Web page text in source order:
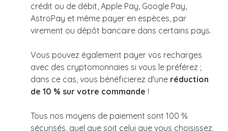
crédit ou de débit, Apple Pay, Google Pay,
AstroPay et même payer en espèces, par
virement ou dépôt bancaire dans certains pays.
Vous pouvez également payer vos recharges
avec des cryptomonnaies si vous le préférez ;
dans ce cas, vous bénéficierez d'une réduction
de 10 % sur votre commande !
Tous nos moyens de paiement sont 100 %
sécurisés, quel que soit celui que vous choisissez.